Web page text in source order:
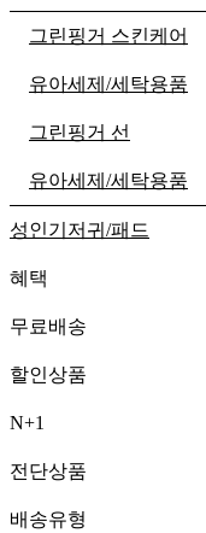
그린핑거 스킨케어
유아세제/세탁용품
그린핑거 선
유아세제/세탁용품
성인기저귀/패드
혜택
무료배송
할인상품
N+1
전단상품
배송유형